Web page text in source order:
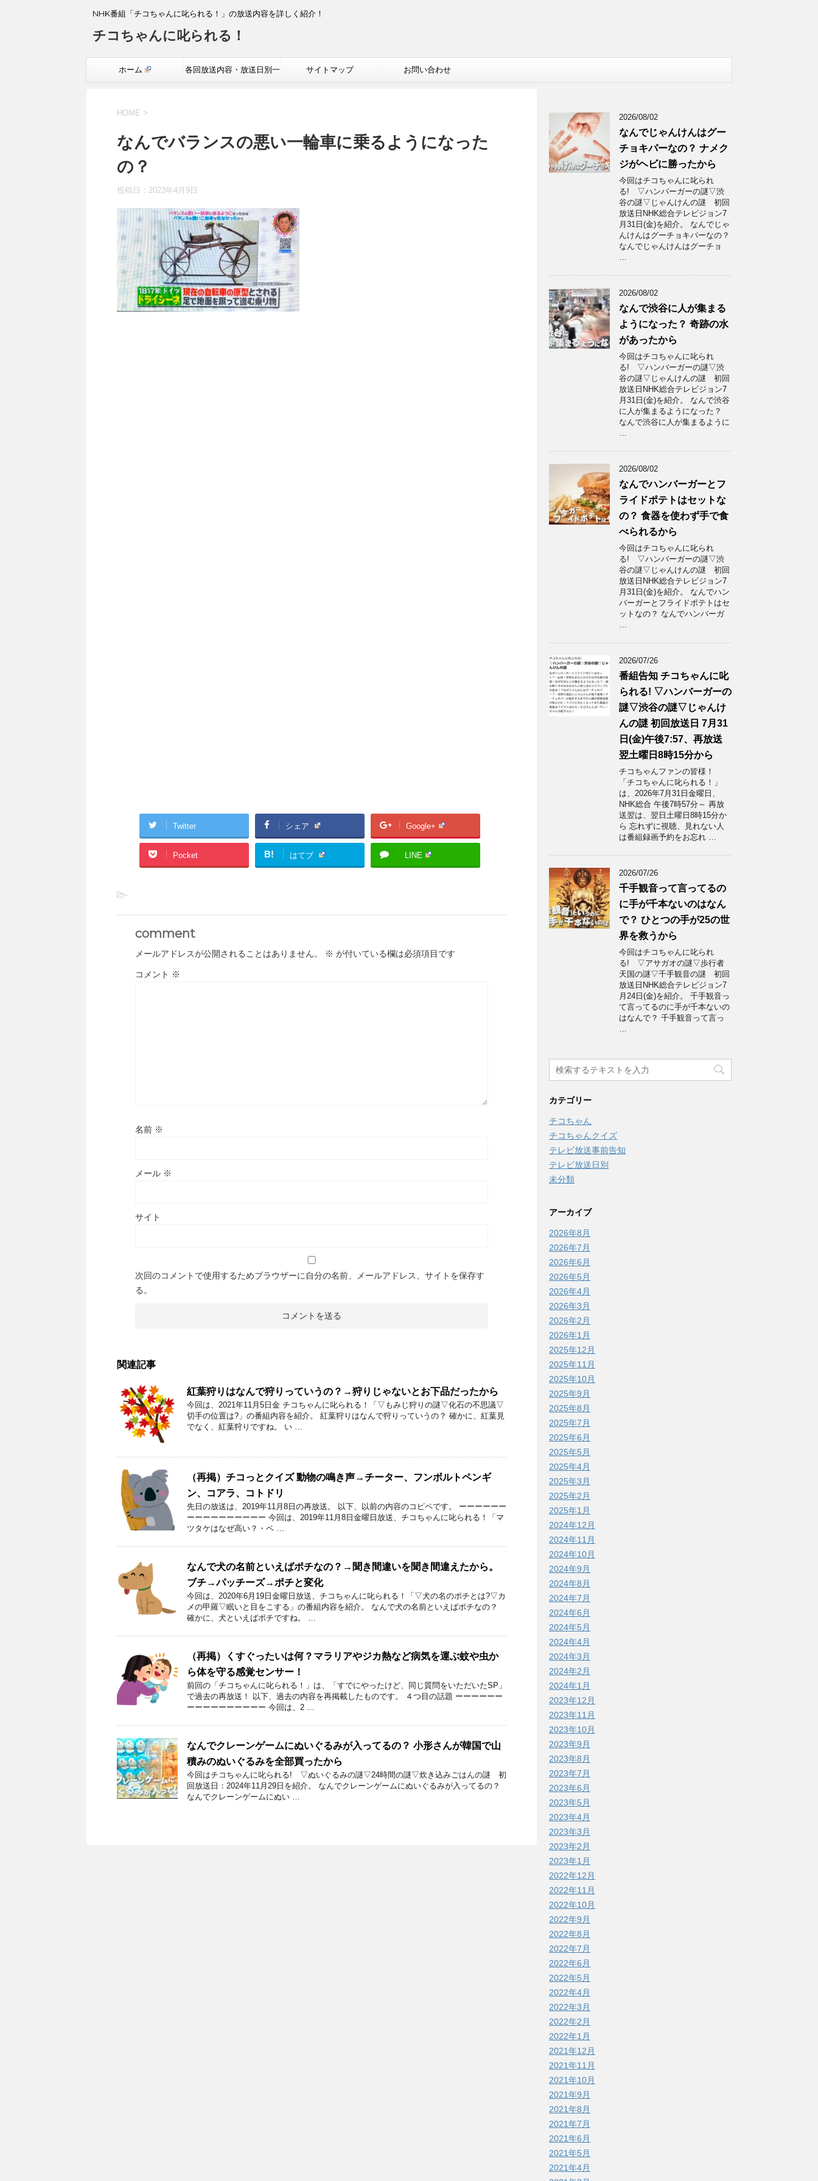
NHK番組「チコちゃんに叱られる！」の放送内容を詳しく紹介！
チコちゃんに叱られる！
ホーム 各回放送内容・放送日別一 サイトマップ お問い合わせ
HOME >
なんでバランスの悪い一輪車に乗るようになった
の？
投稿日： 2023年4月9日
Twitter シェア Google+
Pocket B! はてブ LINE
-
comment
メールアドレスが公開されることはありません。 ※ が付いている欄は必須項目です
コメント ※
名前 ※
メール ※
サイト
次回のコメントで使用するためブラウザーに自分の名前、メールアドレス、サイトを保存す
る。
関連記事
紅葉狩りはなんで狩りっていうの？→狩りじゃないとお下品だったから
今回は、2021年11月5日金 チコちゃんに叱られる！「▽もみじ狩りの謎▽化石の不思議▽
切手の位置は?」の番組内容を紹介。 紅葉狩りはなんで狩りっていうの？ 確かに、紅葉見
でなく、紅葉狩りですね。 い …
（再掲）チコっとクイズ 動物の鳴き声→チーター、フンボルトペンギ
ン、コアラ、コトドリ
先日の放送は、2019年11月8日の再放送。 以下、以前の内容のコピペです。 ーーーーーー
ーーーーーーーーーー 今回は、2019年11月8日金曜日放送、チコちゃんに叱られる！「マ
ツタケはなぜ高い？・ペ …
なんで犬の名前といえばポチなの？→聞き間違いを聞き間違えたから。
ブチ→パッチーズ→ポチと変化
今回は、2020年6月19日金曜日放送、チコちゃんに叱られる！「▽犬の名のポチとは?▽カ
メの甲羅▽眠いと目をこする」の番組内容を紹介。 なんで犬の名前といえばポチなの？
確かに、犬といえばポチですね。 …
（再掲）くすぐったいは何？マラリアやジカ熱など病気を運ぶ蚊や虫か
ら体を守る感覚センサー！
前回の「チコちゃんに叱られる！」​は、「すでにやったけど、同じ質問をいただいたSP」
で過去の再放送！ 以下、過去の内容を再掲載したものです。 ４つ目の話題 ーーーーーー
ーーーーーーーーーー 今回は、2 …
なんでクレーンゲームにぬいぐるみが入ってるの？ 小形さんが韓国で山
積みのぬいぐるみを全部買ったから
今回はチコちゃんに叱られる! ▽ぬいぐるみの謎▽24時間の謎▽炊き込みごはんの謎 初
回放送日：2024年11月29日を紹介。 なんでクレーンゲームにぬいぐるみが入ってるの？
なんでクレーンゲームにぬい …
2026/08/02
なんでじゃんけんはグー
チョキパーなの？ ナメク
ジがヘビに勝ったから
今回はチコちゃんに叱られ
る! ▽ハンバーガーの謎▽渋
谷の謎▽じゃんけんの謎 初回
放送日NHK総合テレビジョン7
月31日(金)を紹介。 なんでじゃ
んけんはグーチョキパーなの？
なんでじゃんけんはグーチョ
…
2026/08/02
なんで渋谷に人が集まる
ようになった？ 奇跡の水
があったから
今回はチコちゃんに叱られ
る! ▽ハンバーガーの謎▽渋
谷の謎▽じゃんけんの謎 初回
放送日NHK総合テレビジョン7
月31日(金)を紹介。 なんで渋谷
に人が集まるようになった？
なんで渋谷に人が集まるように
…
2026/08/02
なんでハンバーガーとフ
ライドポテトはセットな
の？ 食器を使わず手で食
べられるから
今回はチコちゃんに叱られ
る! ▽ハンバーガーの謎▽渋
谷の謎▽じゃんけんの謎 初回
放送日NHK総合テレビジョン7
月31日(金)を紹介。 なんでハン
バーガーとフライドポテトはセ
ットなの？ なんでハンバーガ
…
2026/07/26
番組告知 チコちゃんに叱
られる! ▽ハンバーガーの
謎▽渋谷の謎▽じゃんけ
んの謎 初回放送日 7月31
日(金)午後7:57、再放送
翌土曜日8時15分から
チコちゃんファンの皆様！
「チコちゃんに叱られる！」​
は、2026年7月31日金曜日、
NHK総合 午後7時57分～ 再放
送翌は、翌日土曜日8時15分か
ら 忘れずに視聴、見れない人
は番組録画予約をお忘れ …
2026/07/26
千手観音って言ってるの
に手が千本ないのはなん
で？ ひとつの手が25の世
界を救うから
今回はチコちゃんに叱られ
る! ▽アサガオの謎▽歩行者
天国の謎▽千手観音の謎 初回
放送日NHK総合テレビジョン7
月24日(金)を紹介。 千手観音っ
て言ってるのに手が千本ないの
はなんで？ 千手観音って言っ
…
カテゴリー
チコちゃん
チコちゃんクイズ
テレビ放送事前告知
テレビ放送日別
未分類
アーカイブ
2026年8月
2026年7月
2026年6月
2026年5月
2026年4月
2026年3月
2026年2月
2026年1月
2025年12月
2025年11月
2025年10月
2025年9月
2025年8月
2025年7月
2025年6月
2025年5月
2025年4月
2025年3月
2025年2月
2025年1月
2024年12月
2024年11月
2024年10月
2024年9月
2024年8月
2024年7月
2024年6月
2024年5月
2024年4月
2024年3月
2024年2月
2024年1月
2023年12月
2023年11月
2023年10月
2023年9月
2023年8月
2023年7月
2023年6月
2023年5月
2023年4月
2023年3月
2023年2月
2023年1月
2022年12月
2022年11月
2022年10月
2022年9月
2022年8月
2022年7月
2022年6月
2022年5月
2022年4月
2022年3月
2022年2月
2022年1月
2021年12月
2021年11月
2021年10月
2021年9月
2021年8月
2021年7月
2021年6月
2021年5月
2021年4月